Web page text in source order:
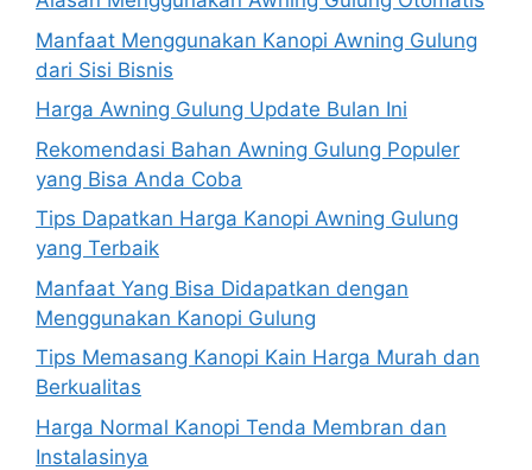
Manfaat Menggunakan Kanopi Awning Gulung
dari Sisi Bisnis
Harga Awning Gulung Update Bulan Ini
Rekomendasi Bahan Awning Gulung Populer
yang Bisa Anda Coba
Tips Dapatkan Harga Kanopi Awning Gulung
yang Terbaik
Manfaat Yang Bisa Didapatkan dengan
Menggunakan Kanopi Gulung
Tips Memasang Kanopi Kain Harga Murah dan
Berkualitas
Harga Normal Kanopi Tenda Membran dan
Instalasinya